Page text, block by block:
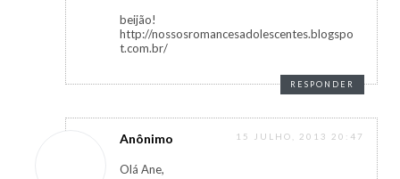
beijão!
http://nossosromancesadolescentes.blogspo
t.com.br/
RESPONDER
Anônimo 15 JULHO, 2013 20:47
Olá Ane,